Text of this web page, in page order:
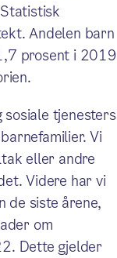
Andelen barn
prosent i 2019
tjenesters
Vi
eller andre
Videre har vi
siste årene,
om
Dette gjelder